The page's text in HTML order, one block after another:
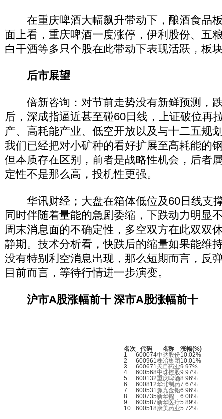
在重庆啤酒大幅飙升带动下，酿酒食品
面上看，重庆啤酒一度涨停，伊利股份、五
白干酒等多只个股在此带动下表现活跃，板
后市展望
倍新咨询：对节前走势没有新鲜预测，
后，深成指逼近甚至碰60日线，上证破位再
产、高耗能产业、低空开放以及与十二五规
我们已经把对小矿种的看好扩展至高耗能的
但本质存在区别，前者是战略性机会，后者
定性不是那么高，投机性更强。
华讯财经；大盘在箱体低位及60日线支
同时伴随着量能的急剧委缩，下跌动力明显
周末消息面的不确定性，多空双方在此双双
静期。技术分析看，快跌后的缩量如果能维
没有特别利空消息出现，那么短期而言，反
目前而言，等待行情进一步演变。
沪市A股涨幅前十 深市A股涨幅前十
名次 代码 名称
涨幅(%)
1
600074中达股份10.02%
2
600961株冶集团 10.01%
3
600671天目药业9.97%
4
600568中珠控股9.97%
5
600132重庆啤酒8.96%
6
600812华北制药7.67%
7
600531豫光金铅6.96%
8
600735新华锦
6.08%
9
600587新华医疗5.89%
10
600518康美药业5.72%